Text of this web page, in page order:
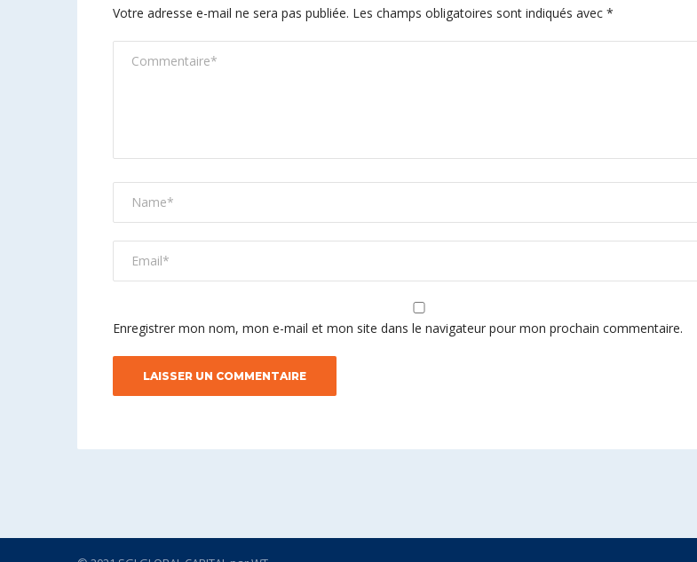
Votre adresse e-mail ne sera pas publiée. Les champs obligatoires sont indiqués avec *
Enregistrer mon nom, mon e-mail et mon site dans le navigateur pour mon prochain commentaire.